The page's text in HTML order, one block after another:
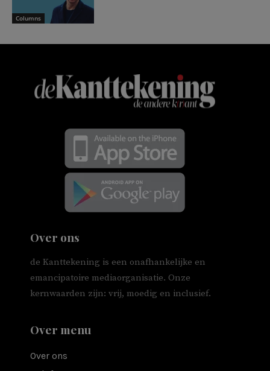
Columns
Over ons
de Kanttekening is een onafhankelijke en
emancipatoire mediaorganisatie. Onze
kernwaarden zijn: vrij, moedig en inclusief.
Over menu
Over ons